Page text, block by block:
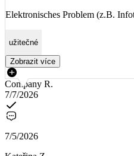
Elektronisches Problem (z.B.
užitečné
Zobrazit více
Company R.
7/7/2026
7/5/2026